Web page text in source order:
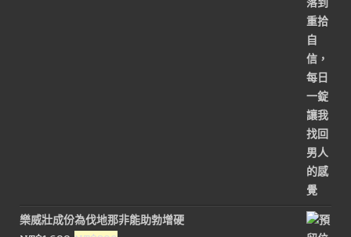
樂威壯成份為伐地那非能助勃增硬